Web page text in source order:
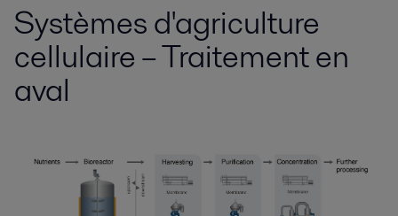
Systèmes d'agriculture
cellulaire – Traitement en
aval